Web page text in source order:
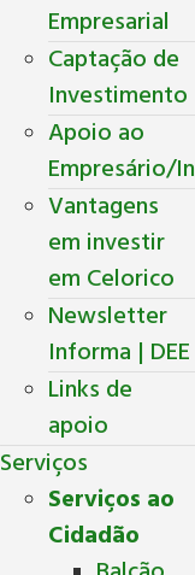
Empresarial
Captação de
Investimento
Apoio ao
Empresário/
Vantagens
em investir
em Celorico
Newsletter
Informa | DEE
Links de
apoio
Serviços
Serviços ao
Cidadão